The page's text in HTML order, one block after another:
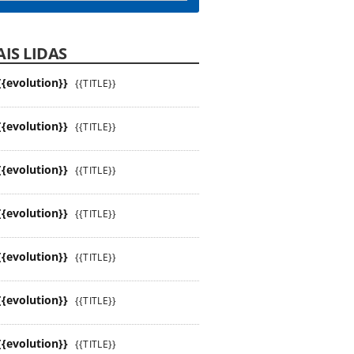
LIDAS
{{TITLE}}
{{TITLE}}
{{TITLE}}
{{TITLE}}
{{TITLE}}
{{TITLE}}
{{TITLE}}